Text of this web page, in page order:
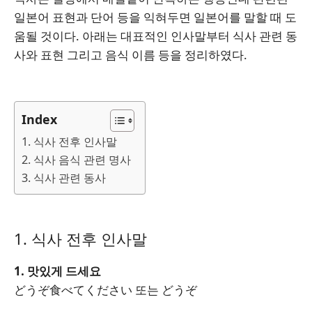
일본어 표현과 단어 등을 익혀두면 일본어를 말할 때 도
움될 것이다. 아래는 대표적인 인사말부터 식사 관련 동
사와 표현 그리고 음식 이름 등을 정리하였다.
Index
1. 식사 전후 인사말
2. 식사 음식 관련 명사
3. 식사 관련 동사
1. 식사 전후 인사말
1. 맛있게 드세요
どうぞ食べてください 또는 どうぞ